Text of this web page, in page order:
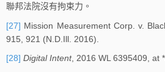
聯邦法院沒有拘束力。
[27] Mission Measurement Corp. v.
915, 921 (N.D.Ill. 2016).
[28] Digital Intent, 2016 WL 6395409, at